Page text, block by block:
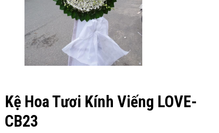
Kệ Hoa Tươi Kính Viếng LOVE-
CB23